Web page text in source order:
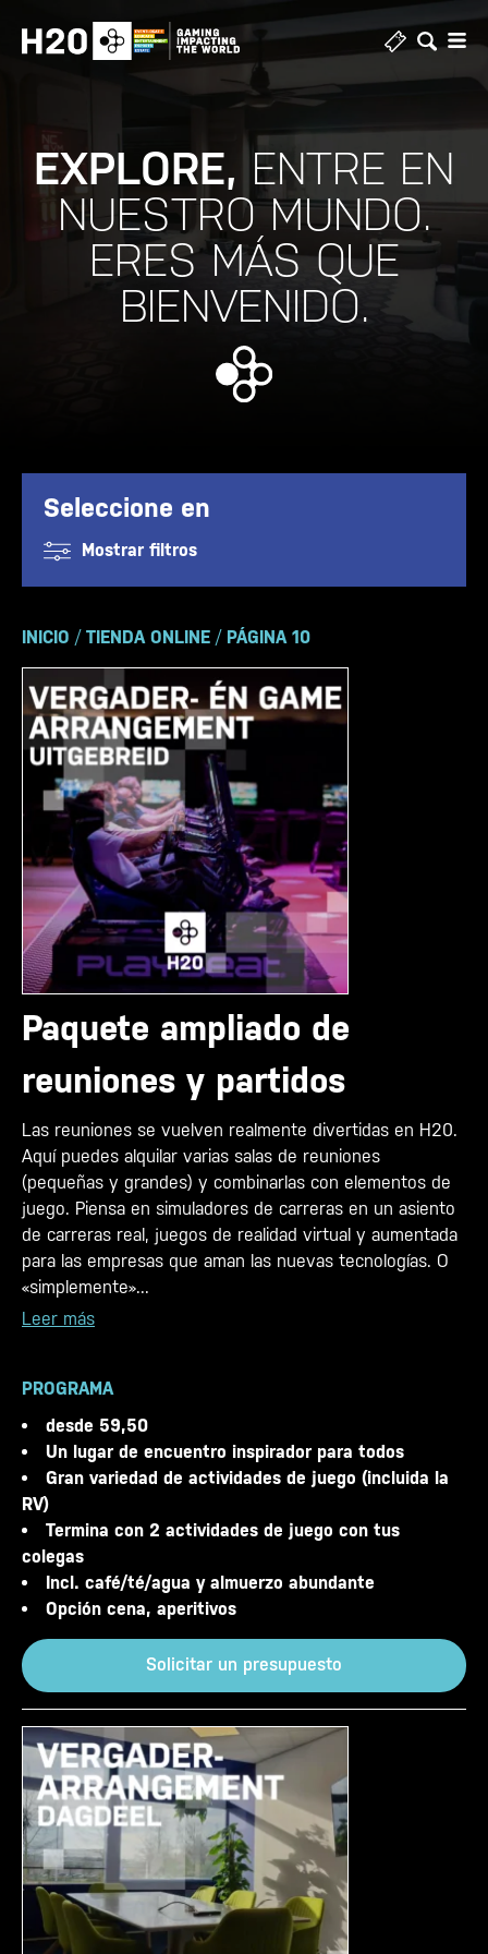
EXPLORE, ENTRE EN
NUESTRO MUNDO.
ERES MÁS QUE
BIENVENIDO.
Seleccione en
Mostrar filtros
INICIO / TIENDA ONLINE / PÁGINA 10
Paquete ampliado de
reuniones y partidos
Las reuniones se vuelven realmente divertidas en H20.
Aquí puedes alquilar varias salas de reuniones
(pequeñas y grandes) y combinarlas con elementos de
juego. Piensa en simuladores de carreras en un asiento
de carreras real, juegos de realidad virtual y aumentada
para las empresas que aman las nuevas tecnologías. O
«simplemente»...
Leer más
PROGRAMA
desde 59,50
Un lugar de encuentro inspirador para todos
Gran variedad de actividades de juego (incluida la
RV)
Termina con 2 actividades de juego con tus
colegas
Incl. café/té/agua y almuerzo abundante
Opción cena, aperitivos
Solicitar un presupuesto